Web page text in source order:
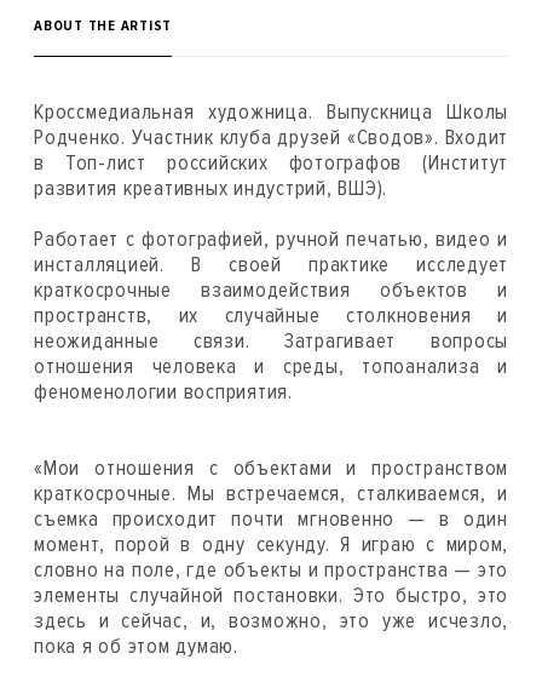
ABOUT THE ARTIST
Кроссмедиальная художница. Выпускница Школы
Родченко. Участник клуба друзей «Сводов». Входит
в Топ-лист российских фотографов (Институт
развития креативных индустрий, ВШЭ).
Работает с фотографией, ручной печатью, видео и
инсталляцией. В своей практике исследует
краткосрочные взаимодействия объектов и
пространств, их случайные столкновения и
неожиданные связи. Затрагивает вопросы
отношения человека и среды, топоанализа и
феноменологии восприятия.
«Мои отношения с объектами и пространством
краткосрочные. Мы встречаемся, сталкиваемся, и
съемка происходит почти мгновенно — в один
момент, порой в одну секунду. Я играю с миром,
словно на поле, где объекты и пространства — это
элементы случайной постановки. Это быстро, это
здесь и сейчас, и, возможно, это уже исчезло,
пока я об этом думаю.